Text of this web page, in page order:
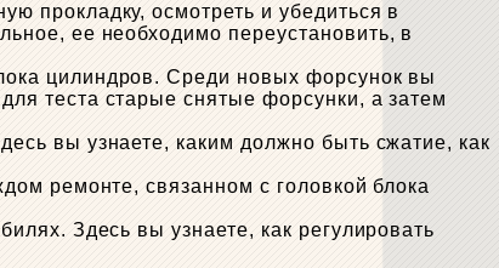
прокладку, осмотреть и убедиться в
ее необходимо переустановить, в
цилиндров. Среди новых форсунок вы
теста старые снятые форсунки, а затем
вы узнаете, каким должно быть сжатие, как
ремонте, связанном с головкой блока
Здесь вы узнаете, как регулировать